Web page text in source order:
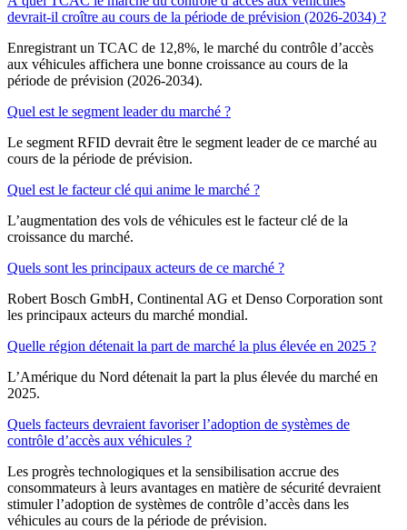
devrait-il croître au cours de la période de prévision (2026-2034) ?
Enregistrant un TCAC de 12,8%, le marché du contrôle d’accès
aux véhicules affichera une bonne croissance au cours de la
période de prévision (2026-2034).
Quel est le segment leader du marché ?
Le segment RFID devrait être le segment leader de ce marché au
cours de la période de prévision.
Quel est le facteur clé qui anime le marché ?
L’augmentation des vols de véhicules est le facteur clé de la
croissance du marché.
Quels sont les principaux acteurs de ce marché ?
Robert Bosch GmbH, Continental AG et Denso Corporation sont
les principaux acteurs du marché mondial.
Quelle région détenait la part de marché la plus élevée en 2025 ?
L’Amérique du Nord détenait la part la plus élevée du marché en
2025.
Quels facteurs devraient favoriser l’adoption de systèmes de
contrôle d’accès aux véhicules ?
Les progrès technologiques et la sensibilisation accrue des
consommateurs à leurs avantages en matière de sécurité devraient
stimuler l’adoption de systèmes de contrôle d’accès dans les
véhicules au cours de la période de prévision.